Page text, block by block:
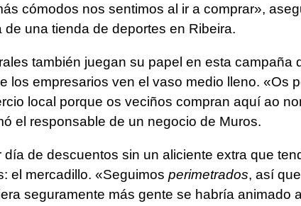
cómodos nos sentimos al ir a comprar»,
una tienda de deportes en Ribeira.
también juegan su papel en esta campaña
los empresarios ven el vaso medio lleno. «Os
local porque os veciños compran aquí ao
el responsable de un negocio de Muros.
día de descuentos sin un aliciente extra que
el mercadillo. «Seguimos perimetrados, así
seguramente más gente se habría animado